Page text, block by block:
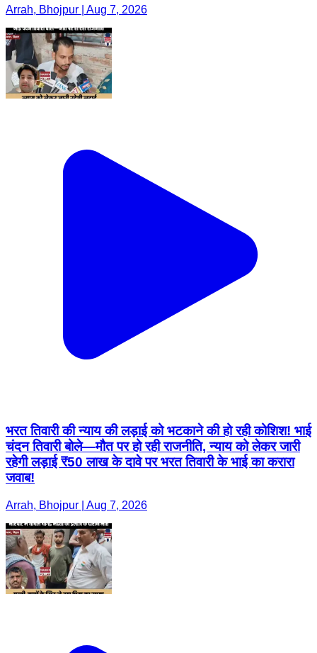
Arrah, Bhojpur | Aug 7, 2026
भरत तिवारी की न्याय की लड़ाई को भटकाने की हो रही कोशिश! भाई
चंदन तिवारी बोले—मौत पर हो रही राजनीति, न्याय को लेकर जारी
रहेगी लड़ाई ₹50 लाख के दावे पर भरत तिवारी के भाई का करारा
जवाब!
Arrah, Bhojpur | Aug 7, 2026